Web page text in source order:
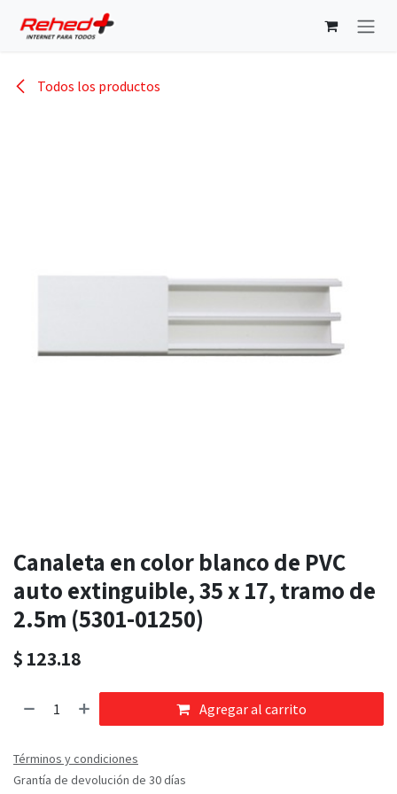
Todos los productos
Canaleta en color blanco de PVC
auto extinguible, 35 x 17, tramo de
2.5m (5301-01250)
$ 123.18
Agregar al carrito
Términos y condiciones
Grantía de devolución de 30 días